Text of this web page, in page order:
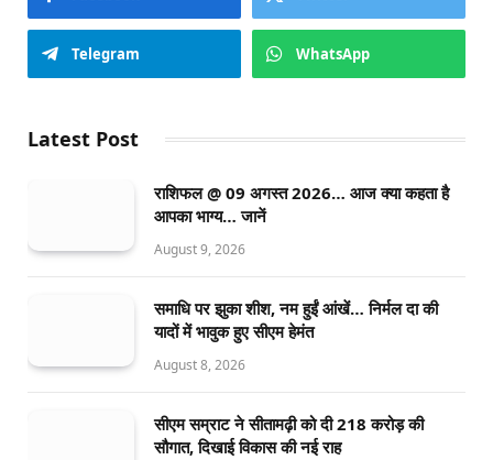
Telegram WhatsApp
Latest Post
राशिफल @ 09 अगस्त 2026… आज क्या कहता है
आपका भाग्य… जानें
August 9, 2026
समाधि पर झुका शीश, नम हुईं आंखें… निर्मल दा की
यादों में भावुक हुए सीएम हेमंत
August 8, 2026
सीएम सम्राट ने सीतामढ़ी को दी 218 करोड़ की
सौगात, दिखाई विकास की नई राह